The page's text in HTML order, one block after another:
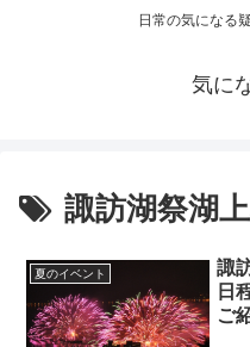
日常の気になる
気に
諏訪湖祭湖
夏のイベント
諏
日
ご